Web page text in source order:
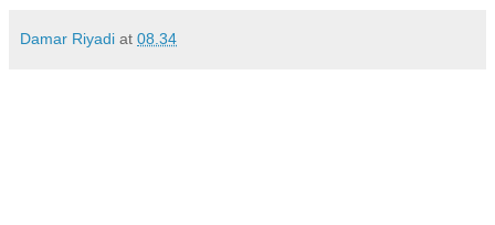
Damar Riyadi at 08.34